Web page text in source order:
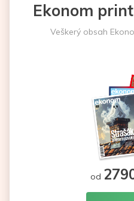
Ekonom
Veškerý obsah
od